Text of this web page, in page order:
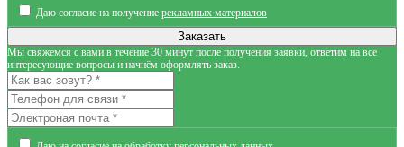
Даю согласие на получение рекламных материалов
Мы свяжемся с вами в течение 30 минут после получения заявки, ответим на все
интересующие вопросы и начнём оформлять заказ.